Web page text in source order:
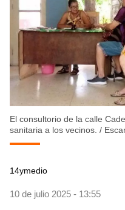
El consultorio de la calle
sanitaria a los vecinos. /
14ymedio
10 de julio 2025 - 13:55